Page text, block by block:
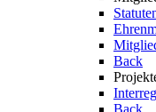
Back
Interreg
Back